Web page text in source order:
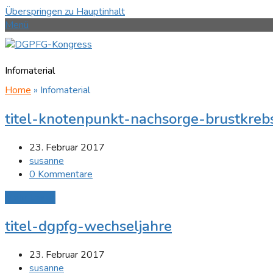
Überspringen zu Hauptinhalt
Menü
Infomaterial
Home » Infomaterial
titel-knotenpunkt-nachsorge-
23. Februar 2017
susanne
0 Kommentare
titel-dgpfg-wechseljahre
23. Februar 2017
susanne